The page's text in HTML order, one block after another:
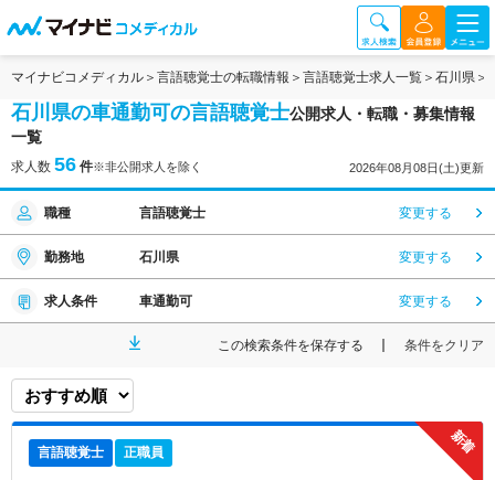
マイナビコメディカル 言語聴覚士の転職情報 言語聴覚士求人一覧 石川県
石川県の車通勤可の言語聴覚士公開求人・転職・募集情報
一覧
求人数 56 件※非公開求人を除く 2026年08月08日(土)更新
職種 言語聴覚士 変更する
勤務地 石川県 変更する
求人条件 車通勤可 変更する
この検索条件を保存する 条件をクリア
言語聴覚士 正職員